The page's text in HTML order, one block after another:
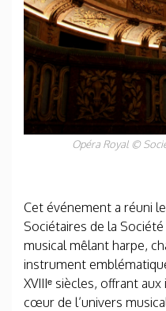
Opéra Royal ©
Cet événement a réuni
Sociétaires de la
musical mêlant harpe,
instrument
XVIIIᵉ siècles, offrant
cœur de l’univers